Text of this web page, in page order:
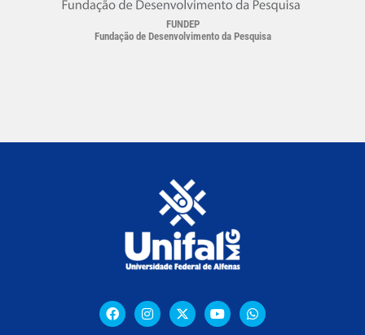
FUNDEP
Fundação de Desenvolvimento da Pesquisa